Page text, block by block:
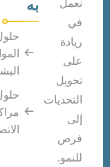
نعمل
في
ريادة
على
تحويل
التحديات
إلى
فرص
للنمو.
به